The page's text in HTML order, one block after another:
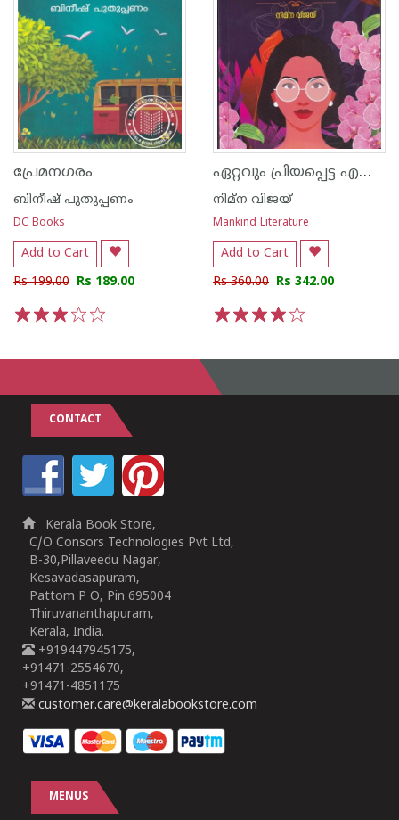
പ്രേമനഗരം
ബിനീഷ് പുതുപ്പണം
DC Books
Add to Cart
Rs 199.00 Rs 189.00
ഏറ്റവും പ്രിയപ്പെട്ട എന്നോട്
നിമ്ന വിജയ്
Mankind Literature
Add to Cart
Rs 360.00 Rs 342.00
CONTACT
Kerala Book Store,
C/O Consors Technologies Pvt Ltd,
B-30,Pillaveedu Nagar,
Kesavadasapuram,
Pattom P O, Pin 695004
Thiruvananthapuram,
Kerala, India.
+919447945175,
+91471-2554670,
+91471-4851175
customer.care@keralabookstore.com
MENUS